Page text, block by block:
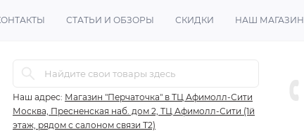
СТАТЬИ И ОБЗОРЫ СКИДКИ НАШ МАГАЗИН
Наш адрес: Магазин "Перчаточка" в ТЦ Афимолл-Сити
Москва, Пресненская наб. дом 2, ТЦ Афимолл-Сити (1й
этаж, рядом с салоном связи Т2)